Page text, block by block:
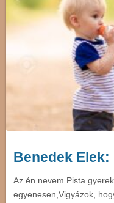
Benedek
Az én nevem Pista
egyenesen,Vigyázok,